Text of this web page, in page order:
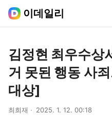
이데일리
김정현 최우수
거 못된 행동 사
대상]
최희재 2025. 1. 12. 00:18